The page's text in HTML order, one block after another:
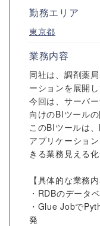
勤務エリア
東京都
業務内容
同社は、調剤薬
ーションを展開し
今回は、サーバ
向けのBIツール
このBIツールは
アプリケーショ
きる業務見える化
【具体的な業務内
・RDBのデータ
・Glue Jobで
発